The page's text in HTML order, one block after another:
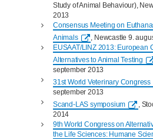
Study of Animal Behaviour),
2013
Consensus Meeting on
Animals
, Newcastle 9.
EUSAAT/LINZ 2013: European
Alternatives to Animal Testing
september 2013
31st World Veterinary Congress
september 2013
Scand-LAS symposium
,
2014
9th World Congress on
the Life Sciences: Humane